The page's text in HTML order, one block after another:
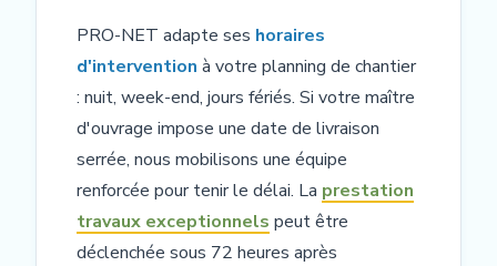
PRO-NET adapte ses horaires
d'intervention à votre planning de chantier
: nuit, week-end, jours fériés. Si votre maître
d'ouvrage impose une date de livraison
serrée, nous mobilisons une équipe
renforcée pour tenir le délai. La prestation
travaux exceptionnels peut être
déclenchée sous 72 heures après